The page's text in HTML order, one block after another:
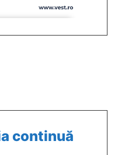
continuă